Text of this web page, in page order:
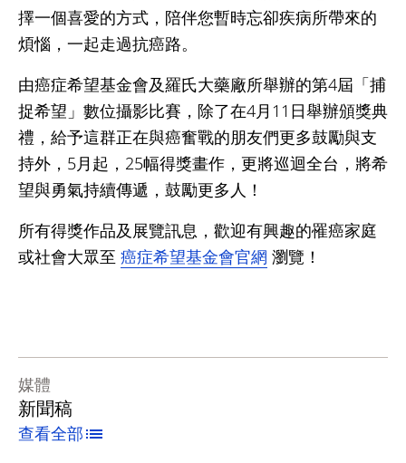
擇一個喜愛的方式，陪伴您暫時忘卻疾病所帶來的
煩惱，一起走過抗癌路。
由癌症希望基金會及羅氏大藥廠所舉辦的第4屆「捕
捉希望」數位攝影比賽，除了在4月11日舉辦頒獎典
禮，給予這群正在與癌奮戰的朋友們更多鼓勵與支
持外，5月起，25幅得獎畫作，更將巡迴全台，將希
望與勇氣持續傳遞，鼓勵更多人！
所有得獎作品及展覽訊息，歡迎有興趣的罹癌家庭
或社會大眾至 癌症希望基金會官網 瀏覽！
媒體
新聞稿
查看全部